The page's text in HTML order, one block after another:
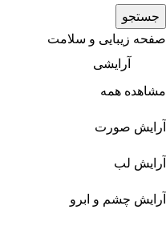
جستجو
صفحه زیبایی و سلامت
آرایشی
مشاهده همه
آرایش صورت
آرایش لب
آرایش چشم و ابرو